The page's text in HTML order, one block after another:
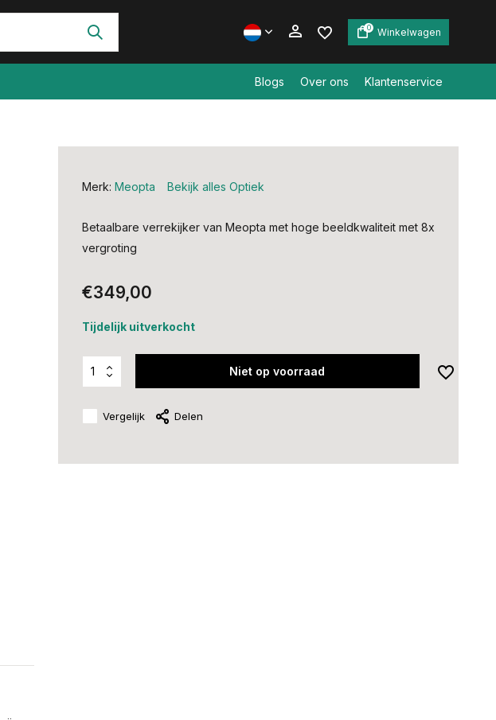
0 Winkelwagen
Blogs Over ons Klantenservice
Merk: Meopta Bekijk alles Optiek
Betaalbare verrekijker van Meopta met hoge beeldkwaliteit met 8x
vergroting
€349,00
Tijdelijk uitverkocht
Niet op voorraad
Vergelijk Delen